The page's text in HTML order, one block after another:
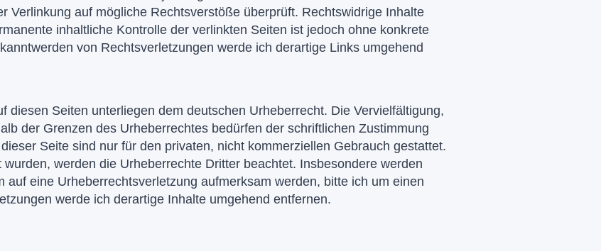
Verlinkung auf mögliche Rechtsverstöße überprüft. Rechtswidrige Inhalte
inhaltliche Kontrolle der verlinkten Seiten ist jedoch ohne konkrete
von Rechtsverletzungen werde ich derartige Links umgehend
Seiten unterliegen dem deutschen Urheberrecht. Die Vervielfältigung,
der Grenzen des Urheberrechtes bedürfen der schriftlichen Zustimmung
Seite sind nur für den privaten, nicht kommerziellen Gebrauch gestattet.
werden die Urheberrechte Dritter beachtet. Insbesondere werden
eine Urheberrechtsverletzung aufmerksam werden, bitte ich um einen
werde ich derartige Inhalte umgehend entfernen.